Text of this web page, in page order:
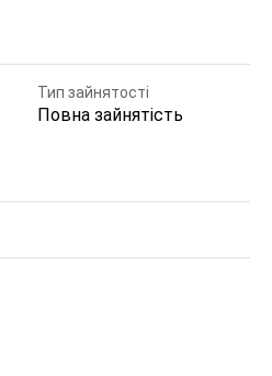
Тип зайнятості
Повна зайнятість